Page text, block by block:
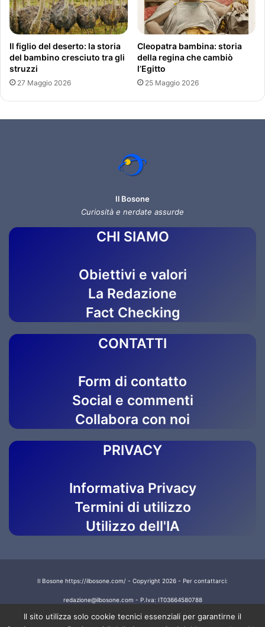
Il figlio del deserto: la storia
del bambino cresciuto tra gli
struzzi
27 Maggio 2026
Cleopatra bambina: storia
della regina che cambiò
l’Egitto
25 Maggio 2026
Il Bosone
Curiosità e nerdate assurde
CHI SIAMO
Obiettivi e valori
La Redazione
Fact Checking
CONTATTI
Form di contatto
Social e commenti
Collabora con noi
PRIVACY
Informativa Privacy
Termini di utilizzo
Utilizzo dell'IA
Il Bosone https://ilbosone.com/ - Copyright 2026 - Per contattarci:
redazione@ilbosone.com - P.Iva: IT03664580788
Il sito utilizza solo cookie tecnici essenziali per garantirne il